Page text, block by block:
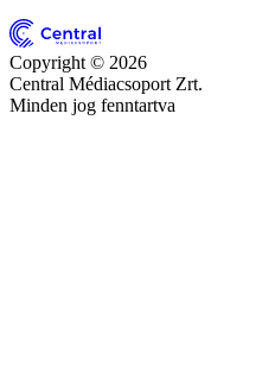
Copyright © 2026
Central Médiacsoport Zrt.
Minden jog fenntartva